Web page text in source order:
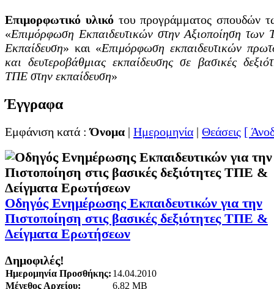
Επιμορφωτικό υλικότου προγράμματος σπουδών
«Επιμόρφωση Εκπαιδευτικών στην Αξιοποίηση των
Εκπαίδευση» και «Επιμόρφωση εκπαιδευτικών
και δευτεροβάθμιας εκπαίδευσης σε βασικές
ΤΠΕ στην εκπαίδευση»
Έγγραφα
Εμφάνιση κατά :Όνομα | Ημερομηνία | Θεάσεις [
Οδηγός Ενημέρωσης Εκπαιδευτικών για την
Πιστοποίηση στις βασικές δεξιότητες ΤΠΕ &
Δείγματα Ερωτήσεων
Δημοφιλές!
Ημερομηνία Προσθήκης: 14.04.2010
Μέγεθος Αρχείου:
6.82 MB